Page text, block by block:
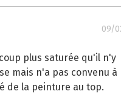
09/
plus saturée qu'il n'y
mais n'a pas convenu à
de la peinture au top.